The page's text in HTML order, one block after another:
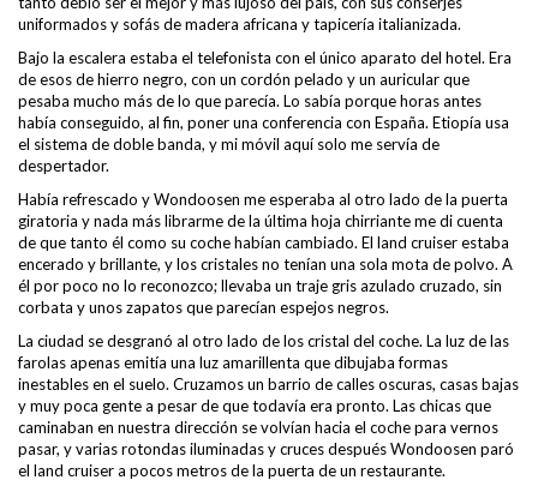
uniformados y sofás de madera africana y tapicería italianizada.
Bajo la escalera estaba el telefonista con el único aparato del hotel. Era
de esos de hierro negro, con un cordón pelado y un auricular que
pesaba mucho más de lo que parecía. Lo sabía porque horas antes
había conseguido, al fin, poner una conferencia con España. Etiopía usa
el sistema de doble banda, y mi móvil aquí solo me servía de
despertador.
Había refrescado y Wondoosen me esperaba al otro lado de la puerta
giratoria y nada más librarme de la última hoja chirriante me di cuenta
de que tanto él como su coche habían cambiado. El land cruiser estaba
encerado y brillante, y los cristales no tenían una sola mota de polvo. A
él por poco no lo reconozco; llevaba un traje gris azulado cruzado, sin
corbata y unos zapatos que parecían espejos negros.
La ciudad se desgranó al otro lado de los cristal del coche. La luz de las
farolas apenas emitía una luz amarillenta que dibujaba formas
inestables en el suelo. Cruzamos un barrio de calles oscuras, casas bajas
y muy poca gente a pesar de que todavía era pronto. Las chicas que
caminaban en nuestra dirección se volvían hacia el coche para vernos
pasar, y varias rotondas iluminadas y cruces después Wondoosen paró
el land cruiser a pocos metros de la puerta de un restaurante.